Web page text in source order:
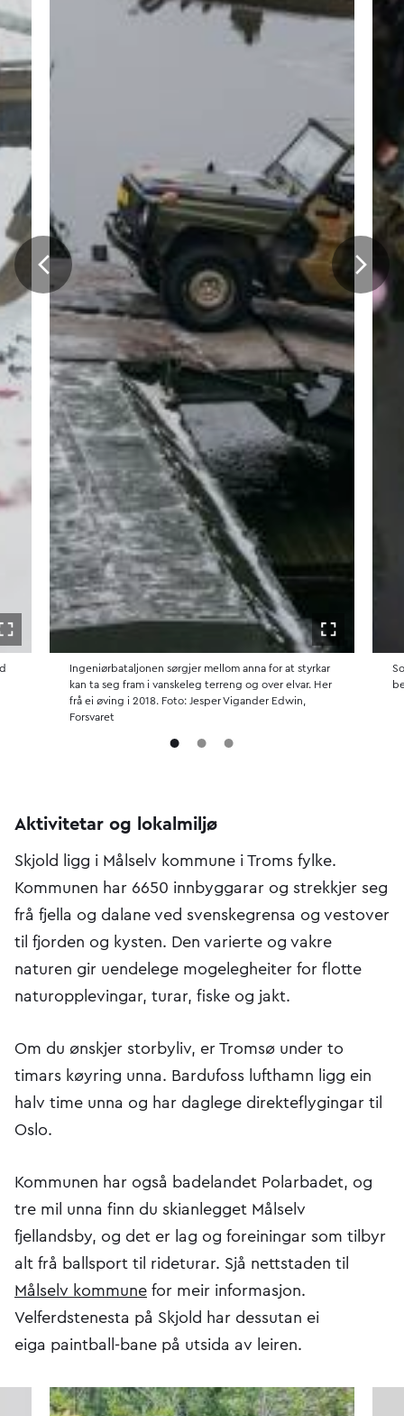
Åpne i fullskjerm Åpne i
Ingeniørbataljonen sørgjer mellom anna for at styrkar
kan ta seg fram i vanskeleg terreng og over elvar. Her
frå ei øving i 2018. Foto: Jesper Vigander Edwin,
Forsvaret
Aktivitetar og lokalmiljø
​Skjold ligg i Målselv kommune i Troms fylke.
Kommunen har 6650 innbyggarar og strekkjer seg
frå fjella og dalane ved svenskegrensa og vestover
til fjorden og kysten. Den varierte og vakre
naturen gir uendelege mogelegheiter for flotte
naturopplevingar, turar, fiske og jakt.
Om du ønskjer storbyliv, er Tromsø under to
timars køyring unna. Bardufoss lufthamn ligg ein
halv time unna og har daglege direkteflygingar til
Oslo.
Kommunen har også badelandet Polarbadet, og
tre mil unna finn du skianlegget Målselv
fjellandsby, og det er lag og foreiningar som tilbyr
alt frå ballsport til rideturar. Sjå nettstaden til
Målselv kommune for meir informasjon.
Velferdstenesta på Skjold har dessutan ei
eiga paintball-bane på utsida av leiren.